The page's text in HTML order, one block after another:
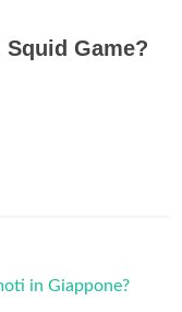
Game?
in Giappone?